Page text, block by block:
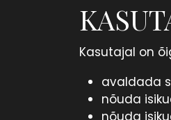
Kasutajal on
avaldada
nõuda
nõuda